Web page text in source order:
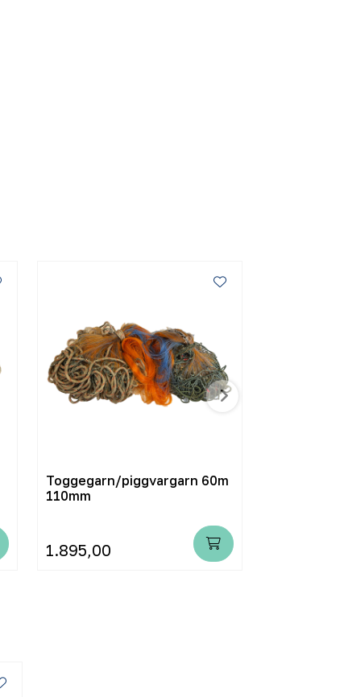
Toggegarn/piggvargarn 60m
110mm
1.895,00